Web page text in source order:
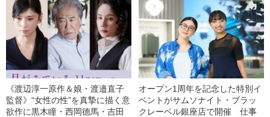
《渡辺淳一原作＆娘・渡邉直子
監督》“女性の性”を真摯に描く意
欲作に黒木瞳・西岡德馬・吉田
オープン1周年を記念した特別イ
ベントがサムソナイト・ブラッ
クレーベル銀座店で開催 仕事